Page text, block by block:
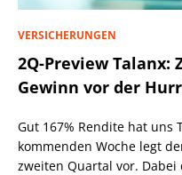
VERSICHERUNGEN
2Q-Preview Talanx:
Gewinn vor der
Gut 167% Rendite hat uns
kommenden Woche legt
zweiten Quartal vor.